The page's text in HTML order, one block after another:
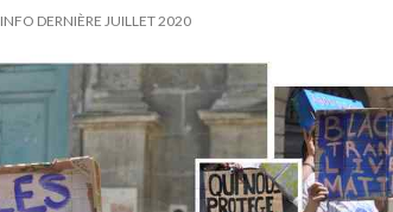
INFO DERNIÈRE JUILLET 2020